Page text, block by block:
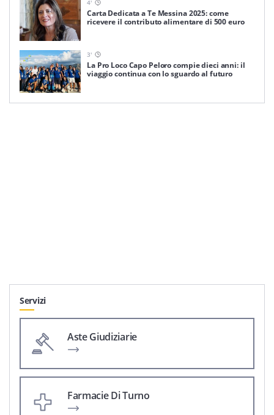
4'
Carta Dedicata a Te Messina 2025: come
ricevere il contributo alimentare di 500 euro
3'
La Pro Loco Capo Peloro compie dieci anni: il
viaggio continua con lo sguardo al futuro
Servizi
Aste Giudiziarie
Farmacie Di Turno